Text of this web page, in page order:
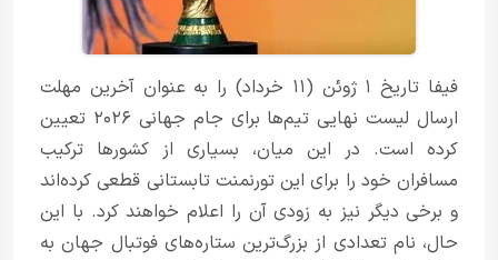
فیفا تاریخ ۱ ژوئن (۱۱ خرداد) را به عنوان آخرین مهلت
ارسال لیست نهایی تیم‌ها برای جام جهانی ۲۰۲۶ تعیین
کرده است. در این میان، بسیاری از کشورها ترکیب
مسافران خود را برای این تورنمنت تابستانی قطعی کرده‌اند
و برخی دیگر نیز به زودی آن را اعلام خواهند کرد. با این
حال، نام تعدادی از بزرگ‌ترین ستاره‌های فوتبال جهان به